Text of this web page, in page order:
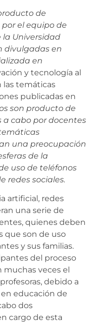
de
el equipo de
Universidad
divulgadas en
en
y tecnología al
las temáticas
publicadas en
son producto de
a cabo por docentes
una preocupación
de la
uso de teléfonos
redes sociales.
artificial, redes
una serie de
quienes deben
que son de uso
y sus familias.
del proceso
veces el
debido a
educación de
dos
cargo de esta